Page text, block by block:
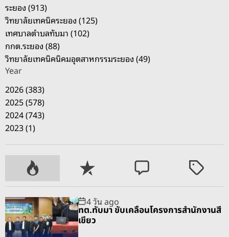
ระยอง (913)
วิทยาลัยเทคนิคระยอง (125)
เทศบาลตำบลทับมา (102)
กกต.ระยอง (88)
วิทยาลัยเทคนิคนิคมอุตสาหกรรมระยอง (49)
Year
2026 (383)
2025 (578)
2024 (743)
2023 (1)
P
o
p
u
l
a
R
e
c
e
n
C
o
m
m
e
T
g
g
e
4 วัน ago
ทต.ทับมา ขับเคลื่อนโครงการสำนักงานสี
เขียว